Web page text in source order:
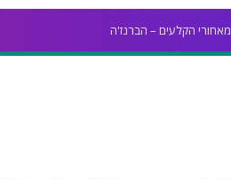
מאחורי הקלעים – הברנז'ה